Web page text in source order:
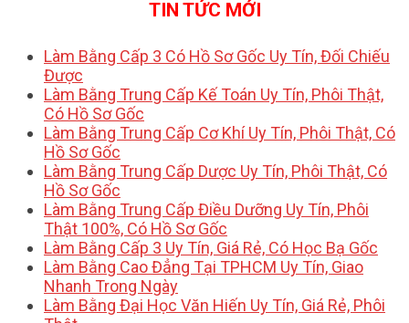
TIN TỨC MỚI
Làm Bằng Cấp 3 Có Hồ Sơ Gốc Uy Tín, Đối Chiếu
Được
Làm Bằng Trung Cấp Kế Toán Uy Tín, Phôi Thật,
Có Hồ Sơ Gốc
Làm Bằng Trung Cấp Cơ Khí Uy Tín, Phôi Thật, Có
Hồ Sơ Gốc
Làm Bằng Trung Cấp Dược Uy Tín, Phôi Thật, Có
Hồ Sơ Gốc
Làm Bằng Trung Cấp Điều Dưỡng Uy Tín, Phôi
Thật 100%, Có Hồ Sơ Gốc
Làm Bằng Cấp 3 Uy Tín, Giá Rẻ, Có Học Bạ Gốc
Làm Bằng Cao Đẳng Tại TPHCM Uy Tín, Giao
Nhanh Trong Ngày
Làm Bằng Đại Học Văn Hiến Uy Tín, Giá Rẻ, Phôi